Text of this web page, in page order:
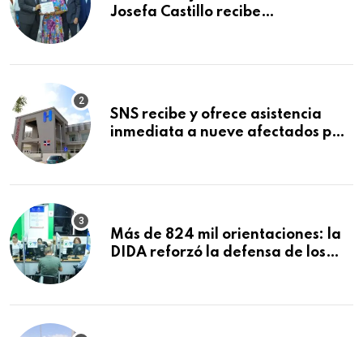
Josefa Castillo recibe
SNS recibe y ofrece asistencia
inmediata a nueve afectados por
Macorís
Más de 824 mil orientaciones: la
DIDA reforzó la defensa de los